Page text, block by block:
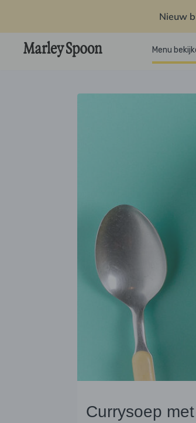
Nieuw
Menu
Currysoep